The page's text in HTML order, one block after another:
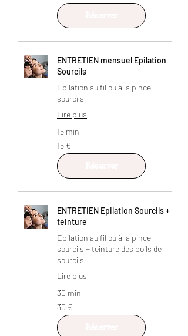
ENTRETIEN mensuel Epilation
Sourcils
Epilation au fil ou à la pince
sourcils
Lire plus
15 min
15
euros
15 €
ENTRETIEN Epilation Sourcils +
teinture
Epilation au fil ou à la pince
sourcils + teinture des poils de
sourcils
Lire plus
30 min
30
euros
30 €